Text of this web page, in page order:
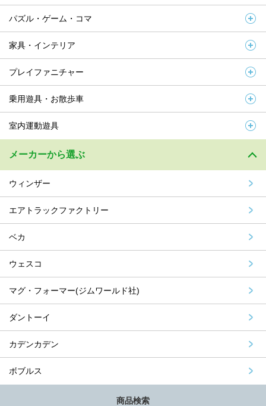
パズル・ゲーム・コマ
家具・インテリア
プレイファニチャー
乗用遊具・お散歩車
室内運動遊具
メーカーから選ぶ
ウィンザー
エアトラックファクトリー
ベカ
ウェスコ
マグ・フォーマー(ジムワールド社)
ダントーイ
カデンカデン
ボブルス
商品検索